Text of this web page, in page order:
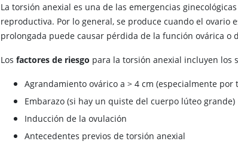
La torsión anexial es una de las emergencias
reproductiva. Por lo general, se produce cuando el
prolongada puede causar pérdida de la función ovárica o
Losfactores de riesgo para la torsión anexial incluyen los
Agrandamiento ovárico a> 4 cm (especialmente por
Embarazo (si hay un quiste del cuerpo lúteo grande)
Inducción de la ovulación
Antecedentes previos de torsión anexial